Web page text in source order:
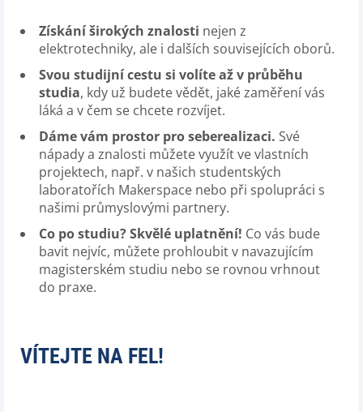
Získání širokých znalosti nejen z
elektrotechniky, ale i dalších souvisejících oborů.
Svou studijní cestu si volíte až v průběhu
studia, kdy už budete vědět, jaké zaměření vás
láká a v čem se chcete rozvíjet.
Dáme vám prostor pro seberealizaci. Své
nápady a znalosti můžete využít ve vlastních
projektech, např. v našich studentských
laboratořích Makerspace nebo při spolupráci s
našimi průmyslovými partnery.
Co po studiu? Skvělé uplatnění! Co vás bude
bavit nejvíc, můžete prohloubit v navazujícím
magisterském studiu nebo se rovnou vrhnout
do praxe.
VÍTEJTE NA FEL!